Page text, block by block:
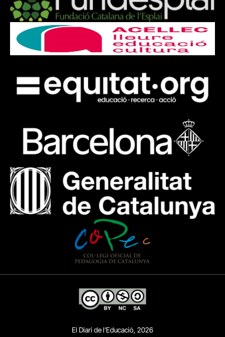
El Diari de l’Educació, 2026